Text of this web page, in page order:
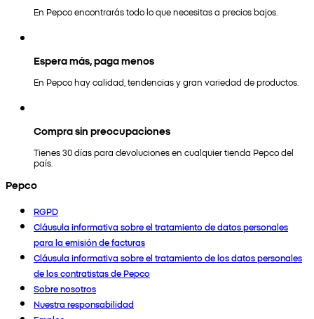
En Pepco encontrarás todo lo que necesitas a precios bajos.
Espera más, paga menos
En Pepco hay calidad, tendencias y gran variedad de productos.
Compra sin preocupaciones
Tienes 30 días para devoluciones en cualquier tienda Pepco del
país.
Pepco
RGPD
Cláusula informativa sobre el tratamiento de datos personales
para la emisión de facturas
Cláusula informativa sobre el tratamiento de los datos personales
de los contratistas de Pepco
Sobre nosotros
Nuestra responsabilidad